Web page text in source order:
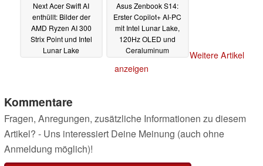
Next Acer Swift AI
enthüllt: Bilder der
AMD Ryzen AI 300
Strix Point und Intel
Lunar Lake
Asus Zenbook S14:
Erster Copilot+ AI-PC
mit Intel Lunar Lake,
120Hz OLED und
Ceraluminum
Weitere Artikel
anzeigen
Kommentare
Fragen, Anregungen, zusätzliche Informationen zu diesem
Artikel? - Uns interessiert Deine Meinung (auch ohne
Anmeldung möglich)!